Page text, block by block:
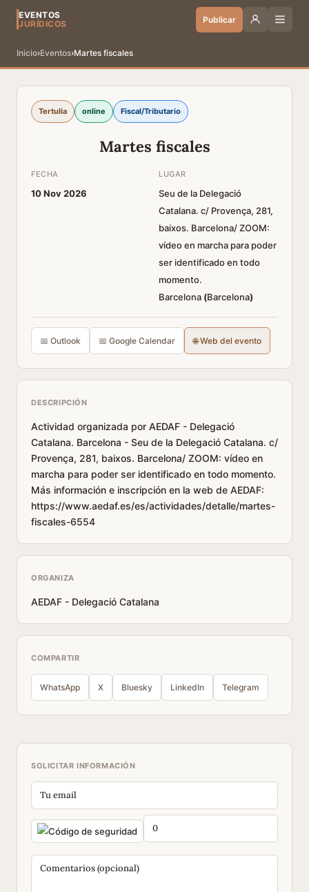
EVENTOS
JURÍDICOS
Publicar
Inicio›Eventos›Martes fiscales
Tertulia online Fiscal/Tributario
Martes fiscales
FECHA
10 Nov 2026
LUGAR
Seu de la Delegació
Catalana. c/ Provença, 281,
baixos. Barcelona/ ZOOM:
vídeo en marcha para poder
ser identificado en todo
momento.
Barcelona (Barcelona)
📅 Outlook 📅 Google Calendar 🌐 Web del evento
DESCRIPCIÓN
Actividad organizada por AEDAF - Delegació
Catalana. Barcelona - Seu de la Delegació Catalana. c/
Provença, 281, baixos. Barcelona/ ZOOM: vídeo en
marcha para poder ser identificado en todo momento.
Más información e inscripción en la web de AEDAF:
https://www.aedaf.es/es/actividades/detalle/martes-
fiscales-6554
ORGANIZA
AEDAF - Delegació Catalana
COMPARTIR
WhatsApp X Bluesky LinkedIn Telegram
SOLICITAR INFORMACIÓN